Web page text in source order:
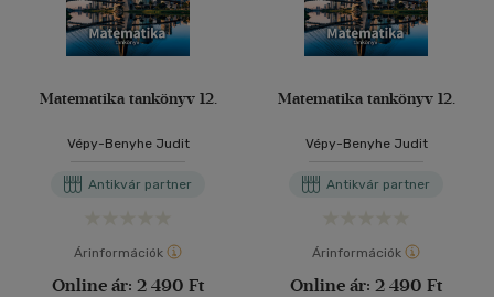
Matematika tankönyv 12.
Vépy-Benyhe Judit
Antikvár partner
Árinformációk
Online ár: 2 490 Ft
Matematika tankönyv 12.
Vépy-Benyhe Judit
Antikvár partner
Árinformációk
Online ár: 2 490 Ft